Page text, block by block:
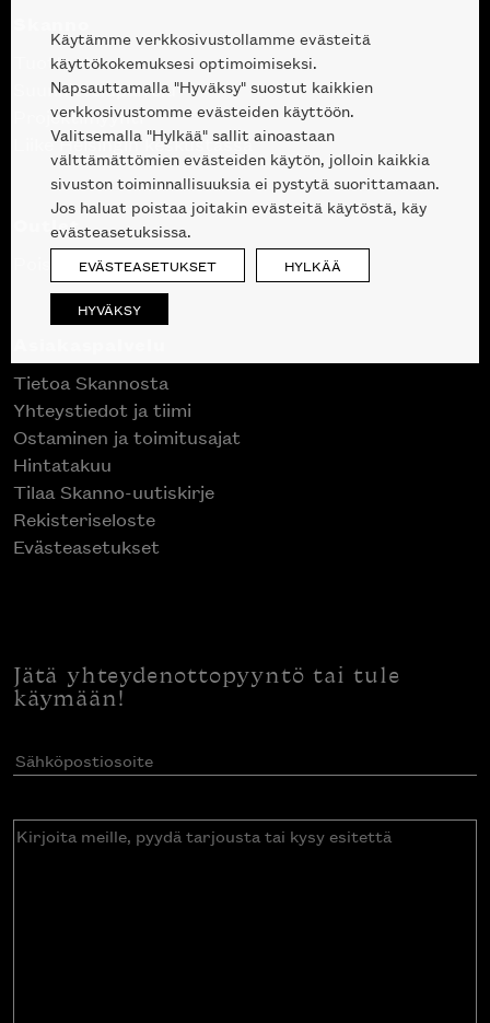
Tuotteet
Suunnittelupalvelu
Projektimyynti
Liike Helsingin keskustassa
Outlet
Poistuvat mallikappaleet
Tietoa Skannosta
Yhteystiedot ja tiimi
Ostaminen ja toimitusajat
Hintatakuu
Tilaa Skanno-uutiskirje
Rekisteriseloste
Evästeasetukset
Jätä yhteydenottopyyntö tai tule
käymään!
Sähköpostiosoite(Pakollinen)
Kirjoita
Käytämme verkkosivustollamme evästeitä
käyttökokemuksesi optimoimiseksi.
Napsauttamalla "Hyväksy" suostut kaikkien
verkkosivustomme evästeiden käyttöön.
Valitsemalla "Hylkää" sallit ainoastaan
välttämättömien evästeiden käytön, jolloin kaikkia
sivuston toiminnallisuuksia ei pystytä suorittamaan.
Jos haluat poistaa joitakin evästeitä käytöstä, käy
evästeasetuksissa.
EVÄSTEASETUKSET HYLKÄÄ
HYVÄKSY